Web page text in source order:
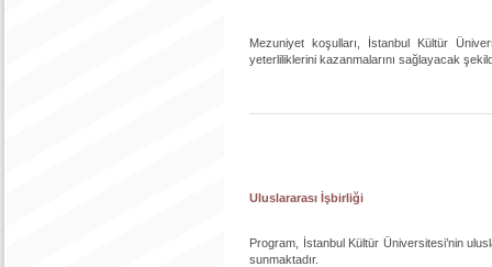
Mezuniyet koşulları, İstanbul Kültür
yeterliliklerini kazanmalarını sağlayacak
Uluslararası İşbirliği
Program, İstanbul Kültür Üniversitesi’nin
sunmaktadır.